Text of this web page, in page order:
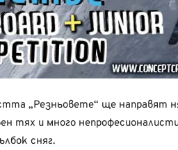
„Резньовете“ ще направят
тях и много
сняг.